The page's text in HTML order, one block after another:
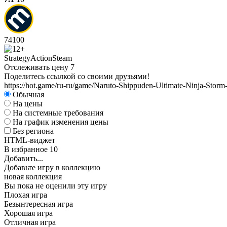
74100
StrategyActionSteam
Отслеживать цену 7
Поделитесь ссылкой со своими друзьями!
https://hot.game/ru-ru/game/Naruto-Shippuden-Ultimate-Ninja-
Обычная
На цены
На системные требования
На график изменения цены
Без региона
HTML-виджет
В избранное 10
Добавить...
Добавьте игру в коллекцию
новая коллекция
Вы пока не оценили эту игру
Плохая игра
Безынтересная игра
Хорошая игра
Отличная игра